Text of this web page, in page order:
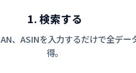
1. 検索する
、ASINを入力するだけで全デー
得。